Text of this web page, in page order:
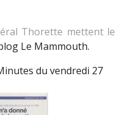
Thorette mettent le
Le Mammouth.
du vendredi 27